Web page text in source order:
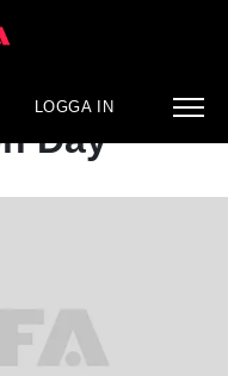
LOGGA IN
Day